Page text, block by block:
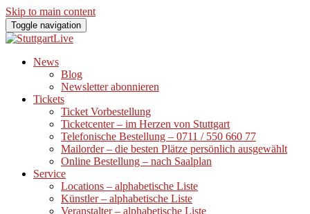
Skip to main content
Toggle navigation
News
Blog
Newsletter abonnieren
Tickets
Ticket Vorbestellung
Ticketcenter – im Herzen von Stuttgart
Telefonische Bestellung – 0711 / 550 660 77
Mailorder – die besten Plätze persönlich ausgewählt
Online Bestellung – nach Saalplan
Service
Locations – alphabetische Liste
Künstler – alphabetische Liste
Veranstalter – alphabetische Liste